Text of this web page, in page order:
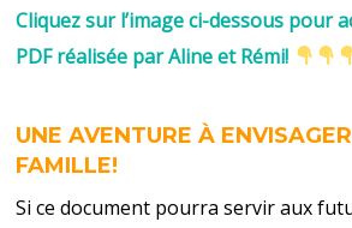
Cliquez sur l’image ci-dessous pour
PDF réalisée par Aline et Rémi!
UNE AVENTURE À
FAMILLE!
Si ce document pourra servir aux